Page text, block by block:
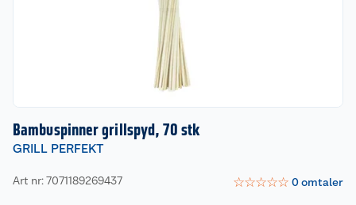
Bambuspinner grillspyd, 70 stk
GRILL PERFEKT
Art nr: 7071189269437 ☆☆☆☆☆ 0omtaler